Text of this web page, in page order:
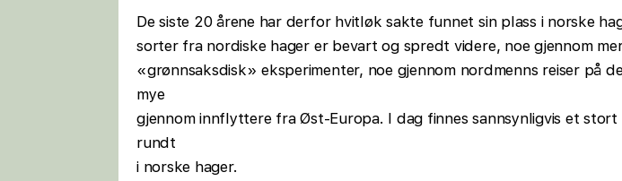
De siste 20 årene har derfor hvitløk sakte funnet sin plass i norske
sorter fra nordiske hager er bevart og spredt videre, noe gjennom
«grønnsaksdisk» eksperimenter, noe gjennom nordmenns reiser på
mye
gjennom innflyttere fra Øst-Europa. I dag finnes sannsynligvis et
rundt
i norske hager.